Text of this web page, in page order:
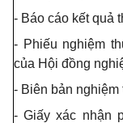
- Báo cáo kết quả
- Phiếu nghiệm
của Hội đồng
- Biên bản nghiệm
- Giấy xác nhận